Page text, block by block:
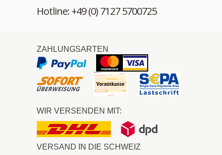
Hotline: +49 (0) 7127 5700725
ZAHLUNGSARTEN
WIR VERSENDEN MIT:
VERSAND IN DIE SCHWEIZ